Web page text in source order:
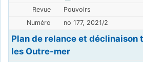
Pouvoirs
no 177, 2021/2
Plan de relance et
les Outre-mer